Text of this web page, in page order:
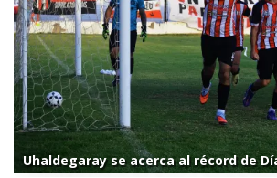
Uhaldegaray se acerca al récord de